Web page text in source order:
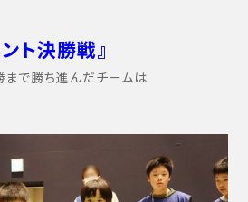
ト決勝戦』
まで勝ち進んだチームは